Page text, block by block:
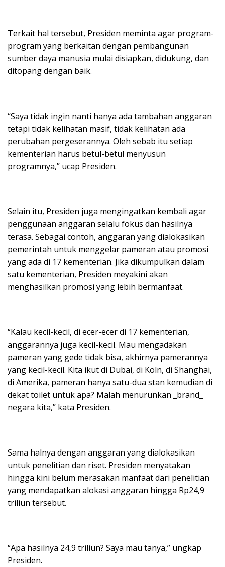
Terkait hal tersebut, Presiden meminta agar program-
program yang berkaitan dengan pembangunan
sumber daya manusia mulai disiapkan, didukung, dan
ditopang dengan baik.
“Saya tidak ingin nanti hanya ada tambahan anggaran
tetapi tidak kelihatan masif, tidak kelihatan ada
perubahan pergeserannya. Oleh sebab itu setiap
kementerian harus betul-betul menyusun
programnya,” ucap Presiden.
Selain itu, Presiden juga mengingatkan kembali agar
penggunaan anggaran selalu fokus dan hasilnya
terasa. Sebagai contoh, anggaran yang dialokasikan
pemerintah untuk menggelar pameran atau promosi
yang ada di 17 kementerian. Jika dikumpulkan dalam
satu kementerian, Presiden meyakini akan
menghasilkan promosi yang lebih bermanfaat.
“Kalau kecil-kecil, di ecer-ecer di 17 kementerian,
anggarannya juga kecil-kecil. Mau mengadakan
pameran yang gede tidak bisa, akhirnya pamerannya
yang kecil-kecil. Kita ikut di Dubai, di Koln, di Shanghai,
di Amerika, pameran hanya satu-dua stan kemudian di
dekat toilet untuk apa? Malah menurunkan _brand_
negara kita,” kata Presiden.
Sama halnya dengan anggaran yang dialokasikan
untuk penelitian dan riset. Presiden menyatakan
hingga kini belum merasakan manfaat dari penelitian
yang mendapatkan alokasi anggaran hingga Rp24,9
triliun tersebut.
“Apa hasilnya 24,9 triliun? Saya mau tanya,” ungkap
Presiden.